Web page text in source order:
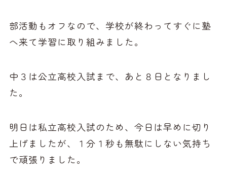
部活動もオフなので、学校が終わってすぐに塾
へ来て学習に取り組みました。
中３は公立高校入試まで、あと８日となりまし
た。
明日は私立高校入試のため、今日は早めに切り
上げましたが、１分１秒も無駄にしない気持ち
で頑張りました。